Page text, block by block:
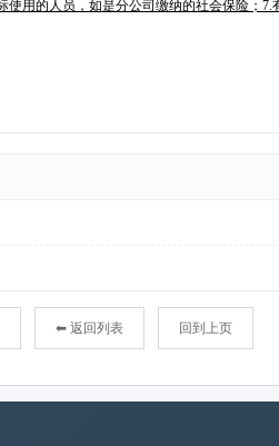
⬅ 返回列表 回到上页